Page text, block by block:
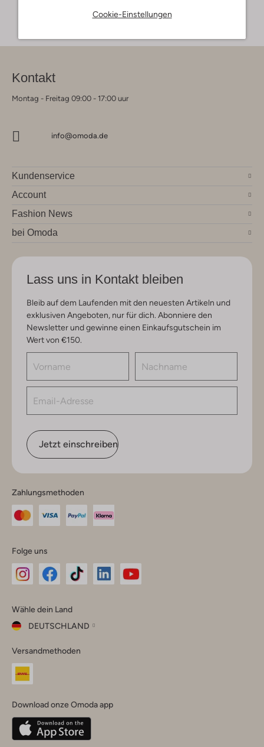
Cookie-Einstellungen
Kontakt
Montag - Freitag 09:00 - 17:00 uur
info@omoda.de
Kundenservice
Account
Fashion News
bei Omoda
Lass uns in Kontakt bleiben
Bleib auf dem Laufenden mit den neuesten Artikeln und
exklusiven Angeboten, nur für dich. Abonniere den
Newsletter und gewinne einen Einkaufsgutschein im
Wert von €150.
Jetzt einschreiben
Zahlungsmethoden
Folge uns
Instagram
Facebook
TikTok
Wähle dein Land
DEUTSCHLAND
dein
Land
Belgique(Français)
Deutschland
Versandmethoden
Download onze Omoda app